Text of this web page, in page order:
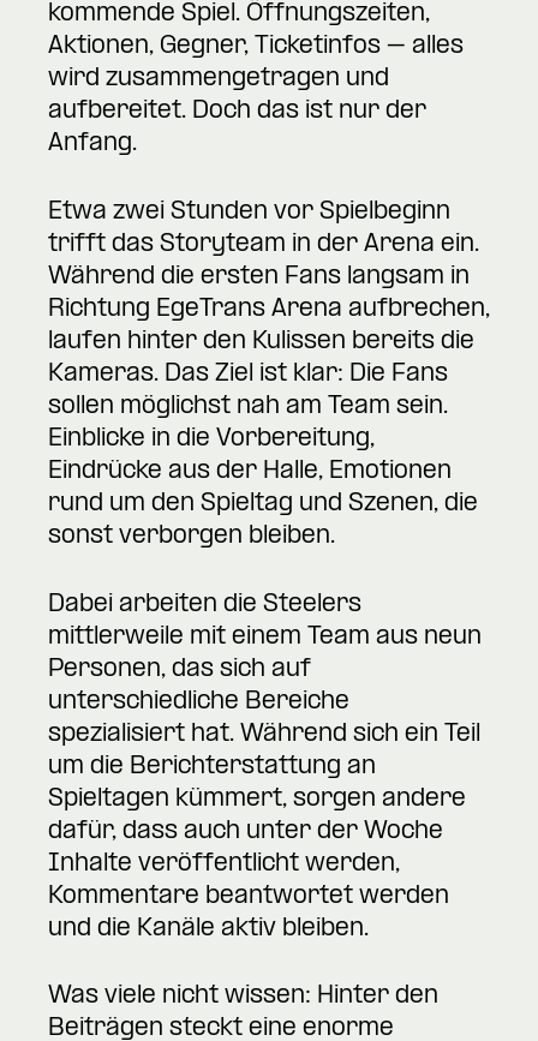
kommende Spiel. Öffnungszeiten,
Aktionen, Gegner, Ticketinfos – alles
wird zusammengetragen und
aufbereitet. Doch das ist nur der
Anfang.
Etwa zwei Stunden vor Spielbeginn
trifft das Storyteam in der Arena ein.
Während die ersten Fans langsam in
Richtung EgeTrans Arena aufbrechen,
laufen hinter den Kulissen bereits die
Kameras. Das Ziel ist klar: Die Fans
sollen möglichst nah am Team sein.
Einblicke in die Vorbereitung,
Eindrücke aus der Halle, Emotionen
rund um den Spieltag und Szenen, die
sonst verborgen bleiben.
Dabei arbeiten die Steelers
mittlerweile mit einem Team aus neun
Personen, das sich auf
unterschiedliche Bereiche
spezialisiert hat. Während sich ein Teil
um die Berichterstattung an
Spieltagen kümmert, sorgen andere
dafür, dass auch unter der Woche
Inhalte veröffentlicht werden,
Kommentare beantwortet werden
und die Kanäle aktiv bleiben.
Was viele nicht wissen: Hinter den
Beiträgen steckt eine enorme